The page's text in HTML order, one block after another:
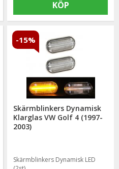
KÖP
Skärmblinkers Dynamisk
Klarglas VW Golf 4 (1997-
2003)
Skärmblinkers Dynamisk LED
-15%